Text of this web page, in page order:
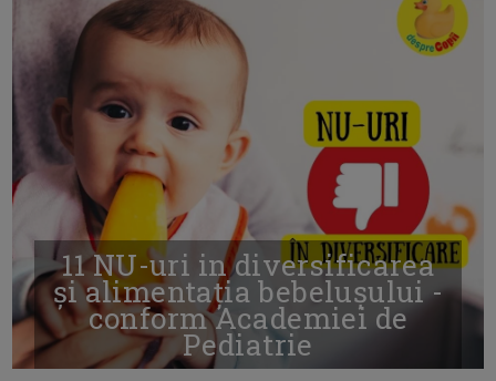
11 NU-uri in diversificarea
și alimentația bebelușului -
conform Academiei de
Pediatrie